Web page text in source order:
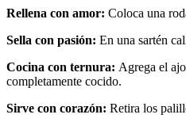
Rellena con amor: Coloca una
Sella con pasión: En una sartén
Cocina con ternura: Agrega el
completamente cocido.
Sirve con corazón: Retira los